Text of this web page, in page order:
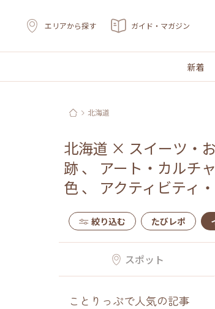
エリアから探す ガイド・マガジン
新着
北海道
北海道 × スイーツ・
跡 、 アート・カルチ
色 、 アクティビティ
絞り込む たびレポ
スポット
ことりっぷで人気の記事